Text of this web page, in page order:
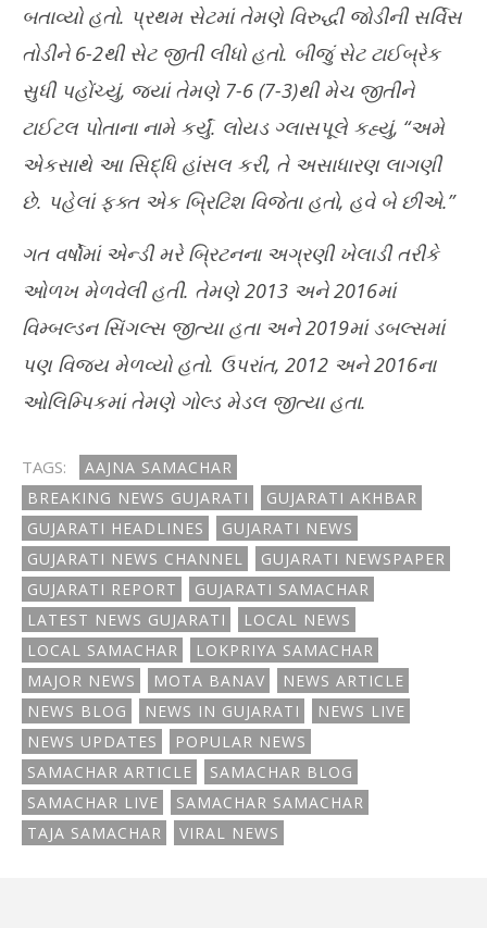
બતાવ્યો હતો. પ્રથમ સેટમાં તેમણે વિરુદ્ધી જોડીની સર્વિસ
તોડીને 6-2થી સેટ જીતી લીધો હતો. બીજું સેટ ટાઈબ્રેક
સુધી પહોંચ્યું, જ્યાં તેમણે 7-6 (7-3)થી મેચ જીતીને
ટાઈટલ પોતાના નામે કર્યું. લોયડ ગ્લાસપૂલે કહ્યું, “અમે
એકસાથે આ સિદ્ધિ હાંસલ કરી, તે અસાધારણ લાગણી
છે. પહેલાં ફક્ત એક બ્રિટિશ વિજેતા હતો, હવે બે છીએ.”
ગત વર્ષોમાં એન્ડી મરે બ્રિટનના અગ્રણી ખેલાડી તરીકે
ઓળખ મેળવેલી હતી. તેમણે 2013 અને 2016માં
વિમ્બલ્ડન સિંગલ્સ જીત્યા હતા અને 2019માં ડબલ્સમાં
પણ વિજય મેળવ્યો હતો. ઉપરાંત, 2012 અને 2016ના
ઓલિમ્પિકમાં તેમણે ગોલ્ડ મેડલ જીત્યા હતા.
TAGS:
AAJNA SAMACHAR
BREAKING NEWS GUJARATI
GUJARATI AKHBAR
GUJARATI HEADLINES
GUJARATI NEWS
GUJARATI NEWS CHANNEL
GUJARATI NEWSPAPER
GUJARATI REPORT
GUJARATI SAMACHAR
LATEST NEWS GUJARATI
LOCAL NEWS
LOCAL SAMACHAR
LOKPRIYA SAMACHAR
MAJOR NEWS
MOTA BANAV
NEWS ARTICLE
NEWS BLOG
NEWS IN GUJARATI
NEWS LIVE
NEWS UPDATES
POPULAR NEWS
SAMACHAR ARTICLE
SAMACHAR BLOG
SAMACHAR LIVE
SAMACHAR SAMACHAR
TAJA SAMACHAR
VIRAL NEWS